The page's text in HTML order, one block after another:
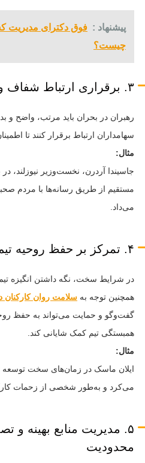
پیشنهاد :
چیست؟
۳. برقراری ارتباط شفاف و مستمر با ذی‌نفعان
رهبران در بحران باید مرتب، واضح و
سهامداران ارتباط برقرار کنند تا
مثال:
جاسیندا آردرن، نخست‌وزیر نیوزلند،
مستقیم از طریق رسانه‌ها با مردم
می‌داد.
۴. تمرکز بر حفظ روحیه تیم و انگیزش مداوم
در شرایط سخت، نگه داشتن انگیزه
همچنین توجه به سلامت روان کارکنان
گفت‌وگو و حمایت می‌تواند به حفظ
همبستگی تیم کمک شایانی کند.
مثال:
ایلان ماسک در زمان‌های سخت توسعه
می‌کرد و به‌طور شخصی از زحمات
۵. مدیریت منابع بهینه و
محدودیت